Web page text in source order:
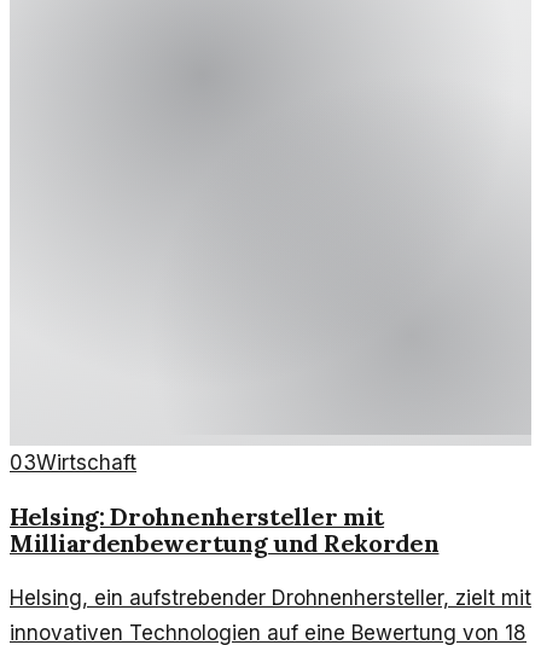
03Wirtschaft
Helsing: Drohnenhersteller mit
Milliardenbewertung und Rekorden
Helsing, ein aufstrebender Drohnenhersteller, zielt mit
innovativen Technologien auf eine Bewertung von 18